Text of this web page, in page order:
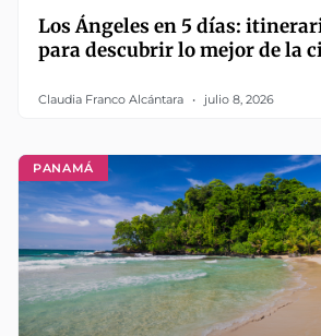
Los Ángeles en 5 días:
para descubrir lo mejor de la
Claudia Franco Alcántara julio 8, 2026
PANAMÁ